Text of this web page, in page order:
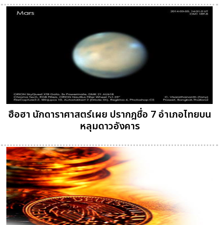
ฮือฮา นักดาราศาสตร์เผย ปรากฎชื่อ 7 อำเภอไทยบน
หลุมดาวอังคาร